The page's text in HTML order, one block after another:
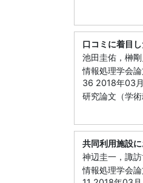
口コミに着目
池田圭佑，榊
情報処理学会
36 2018年03
研究論文（学
共同利用施設
神辺圭一，諏
情報処理学会